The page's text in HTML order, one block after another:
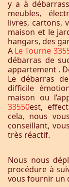
y a à
meubles,
livres, cartons,
maison et le
hangars, des
A Le Tourne
débarras de
appartement .
Le débarras
difficile
maison ou
33550est,
cela, nous
conseillant,
très réactif.
Nous nous
procédure à
vous fournir un